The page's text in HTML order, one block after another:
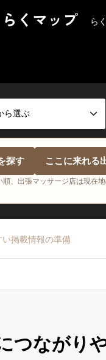
くマップ ら
ら選ぶ
探す ここに来れる
、出張マッサージ店は現在
掲載情報の準備
つながり